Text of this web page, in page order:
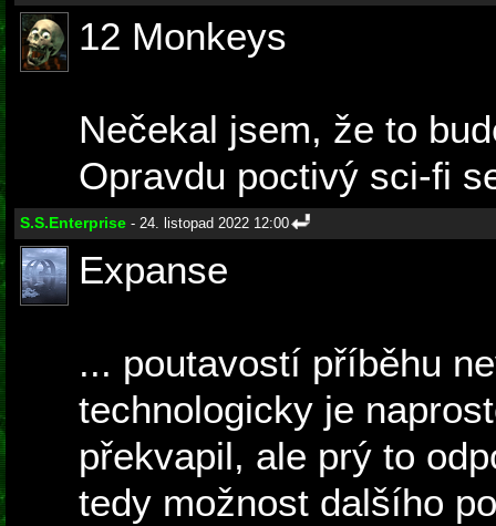
12 Monkeys
Nečekal jsem, že to
Opravdu poctivý sci-fi
S.S.Enterprise - 24. listopad 2022 12:00
Expanse
... poutavostí příběhu
technologicky je
překvapil, ale prý to
tedy možnost dalšího